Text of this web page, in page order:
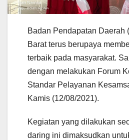
Badan Pendapatan Daerah
Barat terus berupaya
terbaik pada masyarakat.
dengan melakukan Forum
Standar Pelayanan
Kamis (12/08/2021).
Kegiatan yang dilakukan
daring ini dimaksudkan